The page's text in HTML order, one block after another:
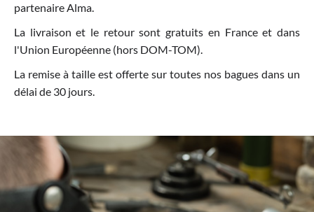
partenaire Alma.
La livraison et le retour sont gratuits en France et dans
l'Union Européenne (hors DOM-TOM).
La remise à taille est offerte sur toutes nos bagues dans un
délai de 30 jours.